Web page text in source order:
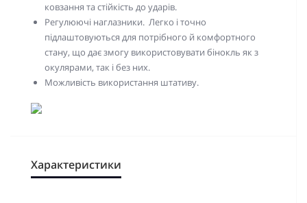
ковзання тастійкість до ударів.
Регулюючі наглазники. Легко і точно
підлаштовуються для потрібного й комфортного
стану, що дає змогу використовувати бінокль як з
окулярами, так і без них.
Можливість використання штативу.
Характеристики